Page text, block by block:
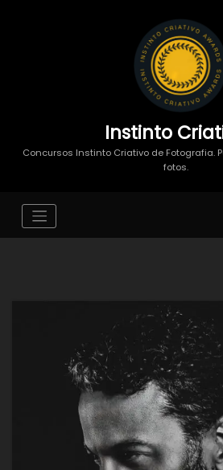
Instinto
Concursos Instinto Criativo de Fotografia.
fotos.